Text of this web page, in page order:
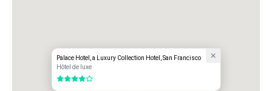
Palace Hotel, a Luxury Collection Hotel, San Francisco
Hôtel de luxe
4 sur 5